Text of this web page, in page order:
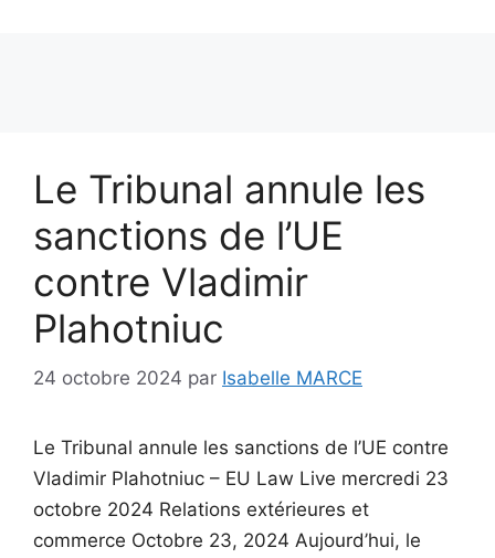
Le Tribunal annule les
sanctions de l’UE
contre Vladimir
Plahotniuc
24 octobre 2024 par Isabelle MARCE
Le Tribunal annule les sanctions de l’UE contre
Vladimir Plahotniuc – EU Law Live mercredi 23
octobre 2024 Relations extérieures et
commerce Octobre 23, 2024 Aujourd’hui, le